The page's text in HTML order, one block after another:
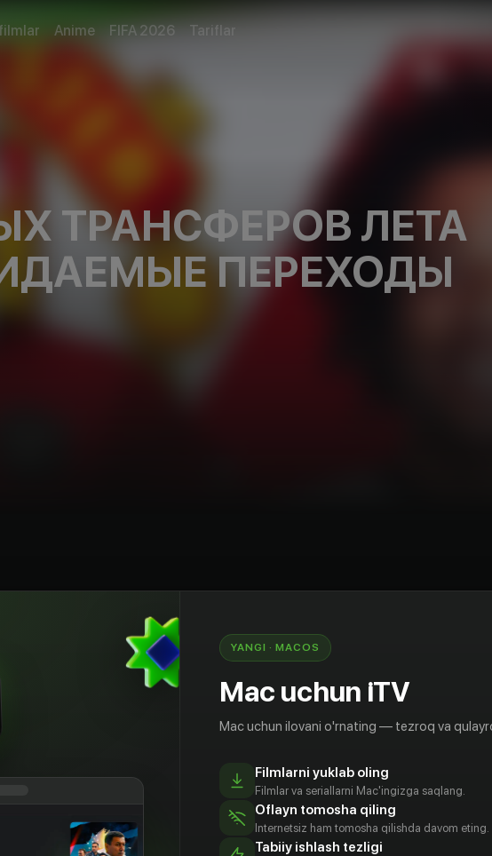
Anime FIFA 2026 Tariflar
ТРАНСФЕРОВ ЛЕТА
ПЕРЕХОДЫ
ТРАНСФЕРОВ ЛЕТА 2019. САМЫЕ
YANGI · MACOS
Mac uchun iTV
Mac uchun ilovani o'rnating — tezroq va
Filmlarni yuklab oling
Filmlar va seriallarni Mac'ingizga saqlang.
Oflayn tomosha qiling
Internetsiz ham tomosha qilishda davom eting.
Tabiiy ishlash tezligi